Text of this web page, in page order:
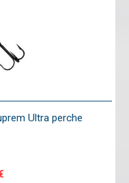
Ultra perche